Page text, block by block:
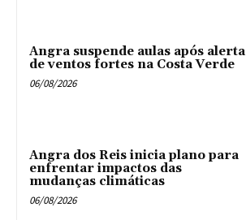
Angra suspende aulas após alerta
de ventos fortes na Costa Verde
06/08/2026
Angra dos Reis inicia plano para
enfrentar impactos das
mudanças climáticas
06/08/2026